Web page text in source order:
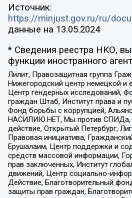
Источник:
https://minjust.gov.ru/ru/
данные на 13.05.2024
* Сведения реестра НКО,
функции иностранного
Лилит, Правозащитная группа
Нижегородский центр немецкой и
Центр гендерных исследований,
граждан Штаб, Институт права и
Фонд борьбы с коррупцией,
НАСИЛИЮ.НЕТ, Мы против СПИДа,
действие, Открытый Петербург,
Правовая инициатива,
Ерушалаим, Центр поддержки и
средств массовой информации,
прав заключенных, Институт
движений, Центр социально-
Действие, Благотворительный
защиты прав граждан,